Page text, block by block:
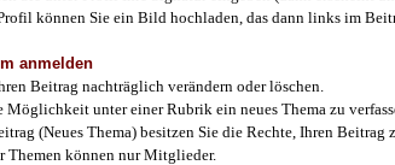
können Sie ein Bild hochladen, das dann links im
anmelden
Beitrag nachträglich verändern oder löschen.
Möglichkeit unter einer Rubrik ein neues Thema zu
(Neues Thema) besitzen Sie die Rechte, Ihren Beitrag
Themen können nur Mitglieder.